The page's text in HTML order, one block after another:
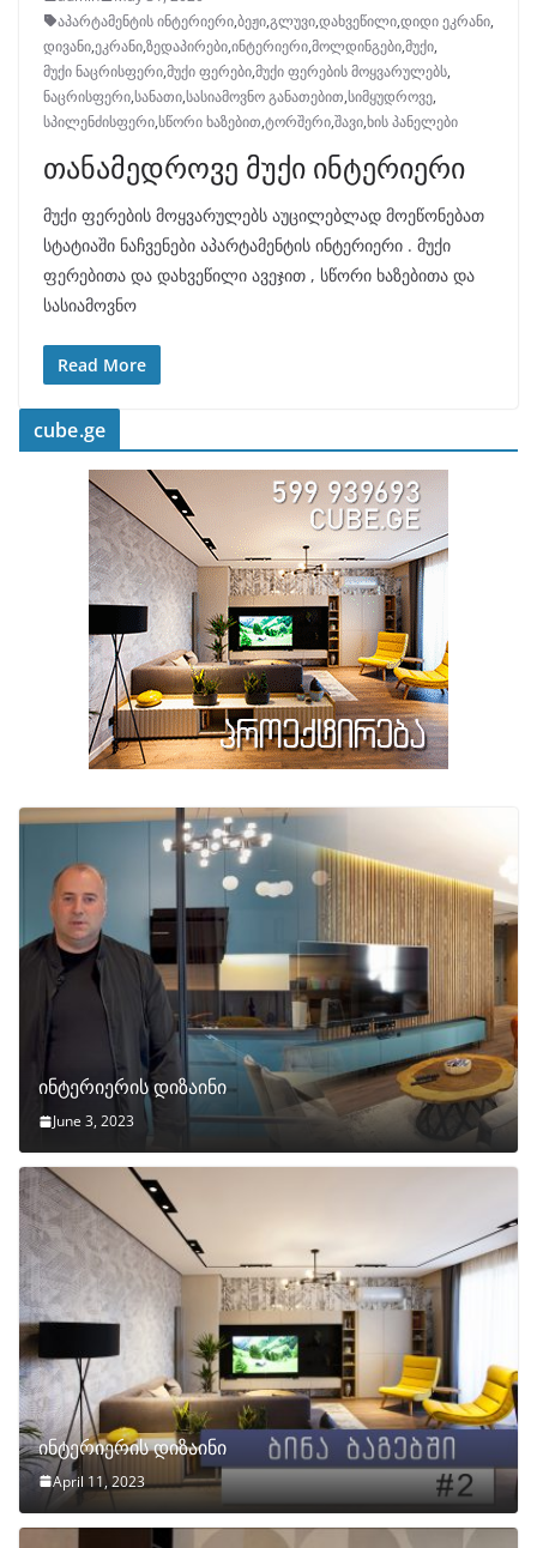
აპარტამენტის ინტერიერი,ბეჟი,გლუვი,დახვეწილი,დიდი ეკრანი,
დივანი,ეკრანი,ზედაპირები,ინტერიერი,მოლდინგები,მუქი,
მუქი ნაცრისფერი,მუქი ფერები,მუქი ფერების მოყვარულებს,
ნაცრისფერი,სანათი,სასიამოვნო განათებით,სიმყუდროვე,
სპილენძისფერი,სწორი ხაზებით,ტორშერი,შავი,ხის პანელები
თანამედროვე მუქი ინტერიერი
მუქი ფერების მოყვარულებს აუცილებლად მოეწონებათ
სტატიაში ნაჩვენები აპარტამენტის ინტერიერი . მუქი
ფერებითა და დახვეწილი ავეჯით , სწორი ხაზებითა და
სასიამოვნო
Read More
cube.ge
ინტერიერის დიზაინი
June 3, 2023
ინტერიერის დიზაინი
April 11, 2023